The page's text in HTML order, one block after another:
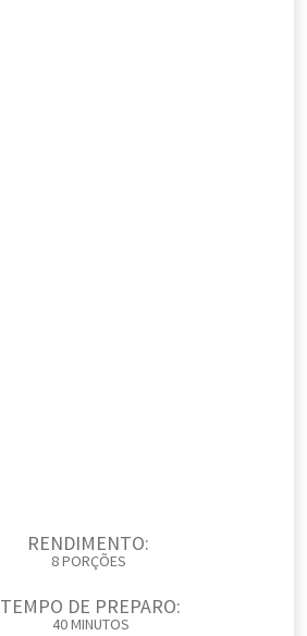
RENDIMENTO:
8 PORÇÕES
TEMPO DE PREPARO:
40 MINUTOS